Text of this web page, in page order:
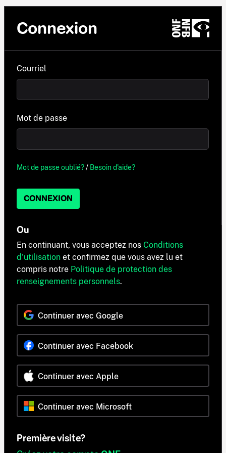
Connexion
Courriel
Mot de passe
Mot de passe oublié?/ Besoin d'aide?
CONNEXION
Ou
En continuant, vous acceptez nos Conditions
d'utilisation et confirmez que vous avez lu et
compris notre Politique de protection des
renseignements personnels.
Continuer avec Google
Continuer avec Facebook
Continuer avec Apple
Continuer avec Microsoft
Première visite?